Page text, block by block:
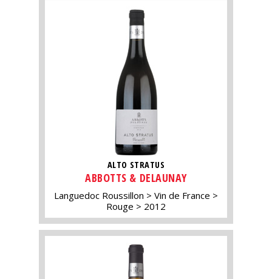
ALTO STRATUS
ABBOTTS & DELAUNAY
Languedoc Roussillon
Vin de France
Rouge
2012